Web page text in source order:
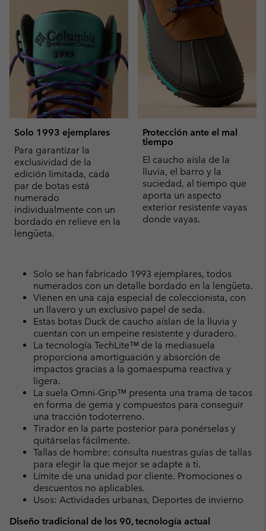
Solo 1993 ejemplares
Para garantizar la
exclusividad de la
edición limitada, cada
par de botas está
numerado
individualmente con un
bordado en relieve en la
lengüeta.
Protección ante el mal
tiempo
El caucho aísla de la
lluvia, el barro y la
suciedad, al tiempo que
aporta un aspecto
exterior resistente vayas
donde vayas.
Solo se han fabricado 1993 ejemplares, todos
numerados con un detalle bordado en la lengüeta.
Vienen en una caja especial de coleccionista, con
un llavero y un exclusivo papel de seda.
Estas botas Duck de caucho aíslan de la lluvia y
cuentan con un empeine resistente y duradero.
La tecnología TechLite™ de la mediasuela
proporciona amortiguación y absorción de
impactos gracias a la gomaespuma reactiva y
ligera.
La suela Omni-Grip™ presenta una trama de tacos
en forma de gema y compuestos para conseguir
una tracción todoterreno.
Tirador en la parte posterior para ponérselas y
quitárselas fácilmente.
Tallas de hombre: consulta nuestras guías de tallas
para elegir la que mejor se adapte a ti.
Límite de una unidad por cliente. Promociones o
descuentos no aplicables.
Usos: Actividades urbanas, Deportes de invierno
Diseño tradicional de los 90, tecnología actual